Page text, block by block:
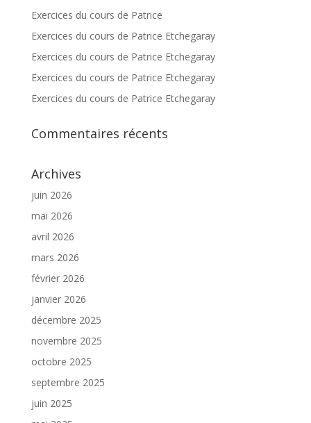
Exercices du cours de Patrice
Exercices du cours de Patrice Etchegaray
Exercices du cours de Patrice Etchegaray
Exercices du cours de Patrice Etchegaray
Exercices du cours de Patrice Etchegaray
Commentaires récents
Archives
juin 2026
mai 2026
avril 2026
mars 2026
février 2026
janvier 2026
décembre 2025
novembre 2025
octobre 2025
septembre 2025
juin 2025